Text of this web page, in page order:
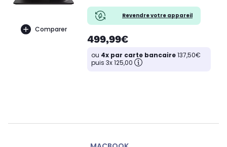
Comparer
Revendre votre appareil
499,99€
ou 4x par carte bancaire137,50€
puis 3x 125,00